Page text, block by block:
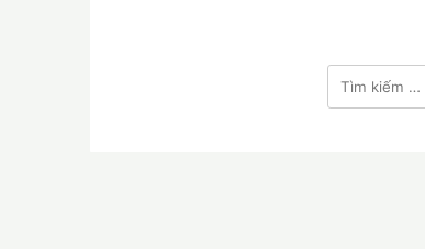
Tìm
kiếm